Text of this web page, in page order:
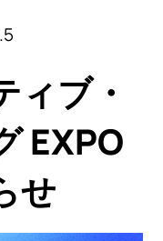
ィブ・
EXPO
せ